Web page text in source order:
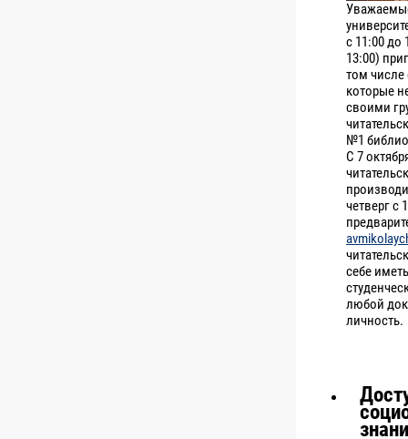
с 11:00 до
13:00)
том числе
которые
своими
№1
С 7
четверг с
себе
любой
личность.